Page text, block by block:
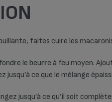
faites cuire les
le beurre à feu moyen.
ce que le mélange
jusqu’à ce qu’il soit